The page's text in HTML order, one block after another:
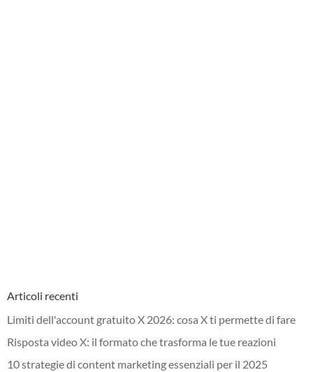
Articoli recenti
Limiti dell'account gratuito X 2026: cosa X ti permette di fare
Risposta video X: il formato che trasforma le tue reazioni
10 strategie di content marketing essenziali per il 2025